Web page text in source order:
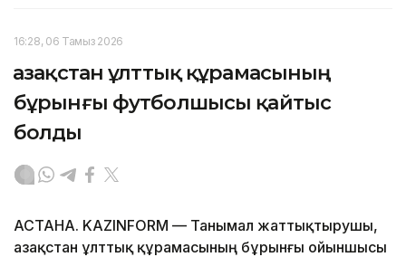
16:28, 06 Тамыз 2026
Қазақстан ұлттық құрамасының
бұрынғы футболшысы қайтыс
болды
АСТАНА. KAZINFORM — Танымал жаттықтырушы,
Қазақстан ұлттық құрамасының бұрынғы ойыншысы